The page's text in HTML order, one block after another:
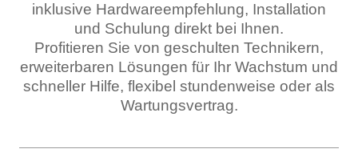
inklusive Hardwareempfehlung, Installation
und Schulung direkt bei Ihnen.
Profitieren Sie von geschulten Technikern,
erweiterbaren Lösungen für Ihr Wachstum und
schneller Hilfe, flexibel stundenweise oder als
Wartungsvertrag.